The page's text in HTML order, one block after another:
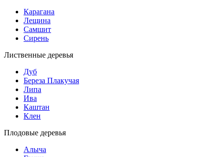
Карагана
Лещина
Самшит
Сирень
Лиственные деревья
Дуб
Береза Плакучая
Липа
Ива
Каштан
Клен
Плодовые деревья
Алыча